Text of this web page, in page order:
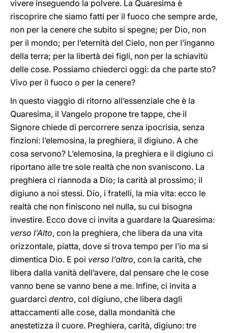
vivere inseguendo la polvere. La Quaresima è
riscoprire che siamo fatti per il fuoco che sempre arde,
non per la cenere che subito si spegne; per Dio, non
per il mondo; per l’eternità del Cielo, non per l’inganno
della terra; per la libertà dei figli, non per la schiavitù
delle cose. Possiamo chiederci oggi: da che parte sto?
Vivo per il fuoco o per la cenere?
In questo viaggio di ritorno all’essenziale che è la
Quaresima, il Vangelo propone tre tappe, che il
Signore chiede di percorrere senza ipocrisia, senza
finzioni: l’elemosina, la preghiera, il digiuno. A che
cosa servono? L’elemosina, la preghiera e il digiuno ci
riportano alle tre sole realtà che non svaniscono. La
preghiera ci riannoda a Dio; la carità al prossimo; il
digiuno a noi stessi. Dio, i fratelli, la mia vita: ecco le
realtà che non finiscono nel nulla, su cui bisogna
investire. Ecco dove ci invita a guardare la Quaresima:
verso l’Alto, con la preghiera, che libera da una vita
orizzontale, piatta, dove si trova tempo per l’io ma si
dimentica Dio. E poi verso l’altro, con la carità, che
libera dalla vanità dell’avere, dal pensare che le cose
vanno bene se vanno bene a me. Infine, ci invita a
guardarci dentro, col digiuno, che libera dagli
attaccamenti alle cose, dalla mondanità che
anestetizza il cuore. Preghiera, carità, digiuno: tre